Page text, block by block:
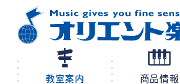
教室案内 商品情報